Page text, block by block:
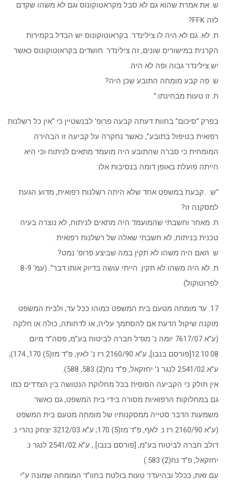
ש. את אמרת שהוא גם לא סבל מקראטוקונוס וגם לא משהו שקדם
לזה FFK?
ת. לא. גם לא היה לו צילינדר. בקראוטוקונוס יש הבדל בקמירות
הקרנית במישורים שונים, זה צילינדר. חושדים בקראוטוקונוס כאשר
יש צילינדר גבוה ופה לא היה.
ש. פה קבע מומחה התובע שכן היה?
ת. זו טעות מבחינתו.”
בפרק “סיכום” בחוות דעתה קבעה פרופ’ לבנשטיין כי “אין כל רשלנות
רפואית בטיפול בתובע”, כאשר נחקרה על קביעה זו הבהירה
המומחית כי סברה שהתובע היה מועמד מתאים לניתוח וכי היא
הייתה פועלת באופן דומה בנסיבות אלו:
“ש. ..קבעת במשפט אחד שלא היתה רשלנות רפואית, מדוע הגעת
למסקנה זו?
ת. מאחר וחשבתי שהמועמד היה מתאים לניתוח, לא נוצרה בעיה
טכנית בניתוח, לא חשבתי שאלה של רשלנות רפואית.
ש. האם היה משהו לא תקין במה שביצע פרופ’ נמט?
ת. לא היה משהו לא תקין. הייתי עושה בדיוק אותו דבר”. (עמ’ 8-9
לפרוטוקול).
17. עד מומחה מטעם בית המשפט כמוהו ככל עד, ולבית המשפט
מוקנה שיקול הדעת אם להסתמך עליה, או לדחותה, כולה או חלקה
(ע”א 7617/07 יומה נ’ מגדל חברה לביטוח בע”מ, פסה”ד מיום
12.10.08[פורסם בנבו]; ע”א 2160/90 רז נ’ לאץ, פ”ד מז(5) 170, 174);
ע”א 2541/02 לנגר נ’ יחזקאל, פ”ד נח(2) 583, 588).
אין חולק כי הקביעה הסופית בכל מחלוקת הנטושה בין הצדדים כמו
גם במחלוקות הרפואיות מסורה בידי בית המשפט, גם כאשר
משמעות הדבר סטייה ממסקנותיו של מומחה מטעם בית המשפט
(ע”א 2160/90 רז נ. לאף, פ”ד מז(5) 170; ע”א 3212/03 יצחק נהרי נ.
דולב חברה לביטוח בע”מ, [פורסם בנבו] , ע”א 2541/02 לנגר נ.
יחזקאל, פ”ד נח(2) 583.)
עם זאת, ככלל ובהיעדר טעות בולטת בחוו”ד המומחה שמונה ע”י